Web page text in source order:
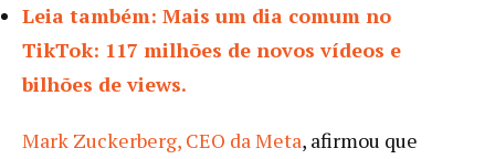
Leia também: Mais um dia comum no
TikTok: 117 milhões de novos vídeos e
bilhões de views.
Mark Zuckerberg, CEO da Meta, afirmou que